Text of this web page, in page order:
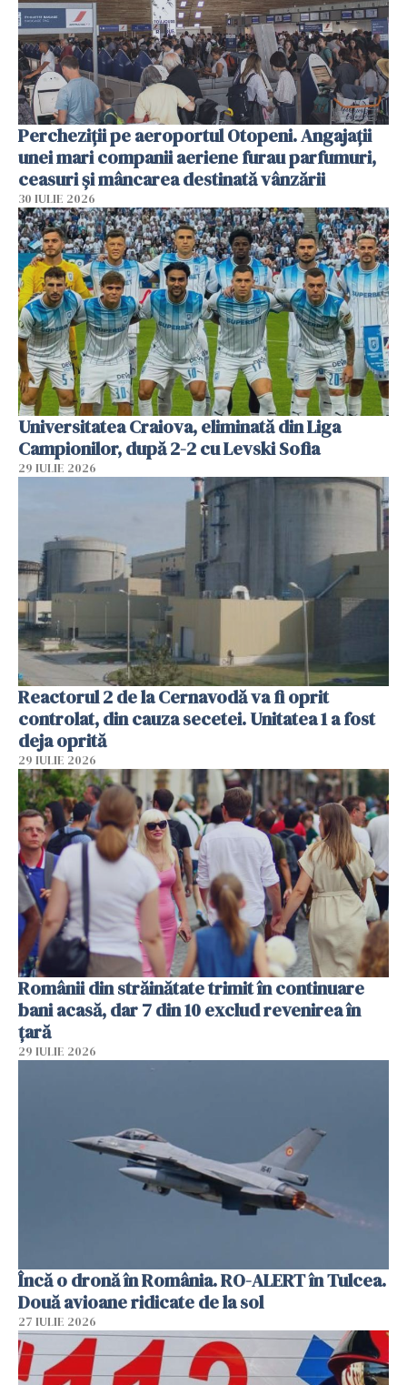
Percheziții pe aeroportul Otopeni. Angajații
unei mari companii aeriene furau parfumuri,
ceasuri și mâncarea destinată vânzării
30 IULIE 2026
Universitatea Craiova, eliminată din Liga
Campionilor, după 2-2 cu Levski Sofia
29 IULIE 2026
Reactorul 2 de la Cernavodă va fi oprit
controlat, din cauza secetei. Unitatea 1 a fost
deja oprită
29 IULIE 2026
Românii din străinătate trimit în continuare
bani acasă, dar 7 din 10 exclud revenirea în
țară
29 IULIE 2026
Încă o dronă în România. RO-ALERT în Tulcea.
Două avioane ridicate de la sol
27 IULIE 2026